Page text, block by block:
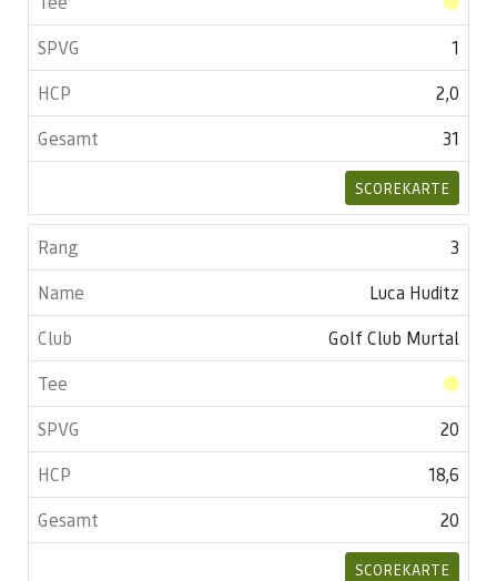
1
2,0
31
SCOREKARTE
3
Luca Huditz
Golf Club Murtal
20
18,6
20
SCOREKARTE